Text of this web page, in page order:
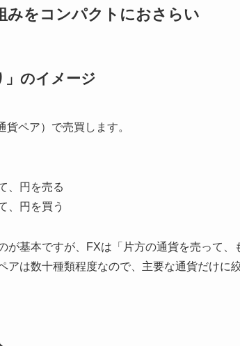
みをコンパクトにおさらい
」のイメージ
ペア）で売買します。
、円を売る
、円を買う
が基本ですが、FXは「片方の通貨を売って、
アは数十種類程度なので、主要な通貨だけに